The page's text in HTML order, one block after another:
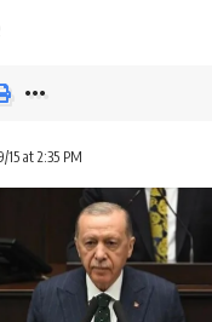
at 2:35 PM